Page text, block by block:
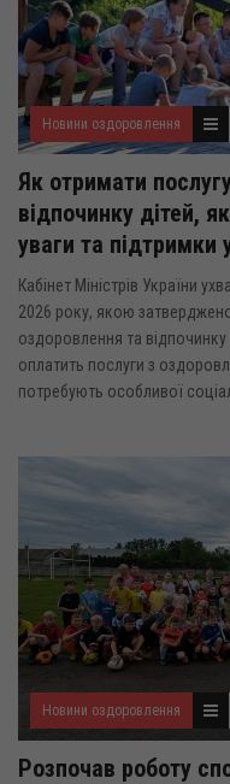
Новини оздоровлення
Як отримати
відпочинку дітей,
уваги та підтримки
Кабінет Міністрів України
2026 року, якою
оздоровлення та
оплатить послуги з
потребують особливої
Новини оздоровлення
Розпочав роботу